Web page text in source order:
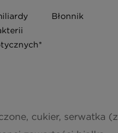
Błonnik
cukier, serwatka (z